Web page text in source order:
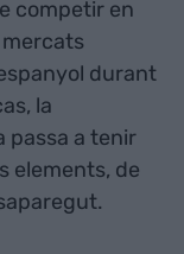
competir en
mercats
durant
la
passa a tenir
elements, de